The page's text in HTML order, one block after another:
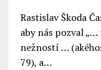
Rastislav Škoda
aby nás pozval
nežností …
79), a…